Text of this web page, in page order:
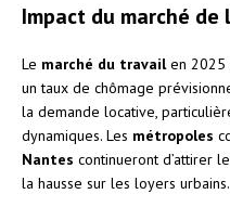
Impact du marché de
Le marché du travailen 2025
un taux de chômage
la demande locative,
dynamiques. Les métropoles
Nantes continueront d’attirer
la hausse sur les loyers urbains.